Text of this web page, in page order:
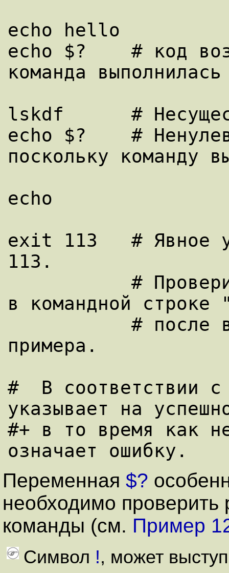
echo hello
echo $?    # код
команда
lskdf      #
echo $?    #
поскольку команду
echo
exit 113   # Явное
113.
в командной строке
примера.
#  В соответствии
указывает на
#+ в то время как
Переменная $?
необходимо проверить
команды (см. Пример
Символ !, может